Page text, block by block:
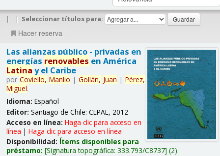
| | Seleccionar títulos para:
Hacer reserva
Las alianzas público - privadas en
energías renovables en América
Latina y el Caribe
por Coviello, Manlio | Gollán, Juan | Pérez,
Miguel.
Idioma: Español
Editor: Santiago de Chile: CEPAL, 2012
Acceso en línea: Haga clic para acceso en
línea | Haga clic para acceso en línea
Disponibilidad: Ítems disponibles para
préstamo: Signatura topográfica: 333.793/C8737 (2).